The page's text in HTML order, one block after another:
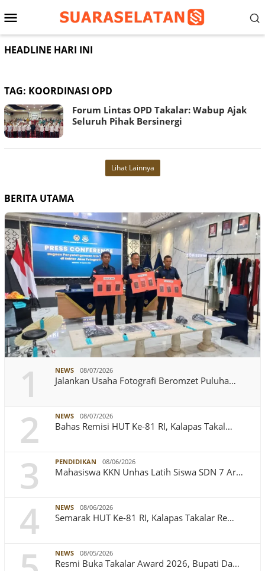
ke
Menu
Mobile
HEADLINE HARI INI
TAG: KOORDINASI OPD
Forum Lintas OPD Takalar: Wabup Ajak
Seluruh Pihak Bersinergi
Lihat Lainnya
BERITA UTAMA
1 NEWS 08/07/2026
Jalankan Usaha Fotografi Beromzet Puluha…
2 NEWS 08/07/2026
Bahas Remisi HUT Ke-81 RI, Kalapas Takal…
3 PENDIDIKAN 08/06/2026
Mahasiswa KKN Unhas Latih Siswa SDN 7 Ar…
4 NEWS 08/06/2026
Semarak HUT Ke-81 RI, Kalapas Takalar Re…
NEWS 08/05/2026
Resmi Buka Takalar Award 2026, Bupati Da…